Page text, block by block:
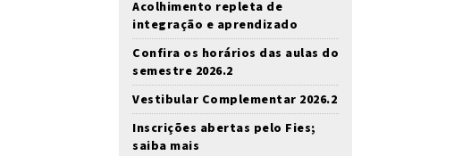
Acolhimento repleta de
integração e aprendizado
Confira os horários das aulas do
semestre 2026.2
Vestibular Complementar 2026.2
Inscrições abertas pelo Fies;
saiba mais